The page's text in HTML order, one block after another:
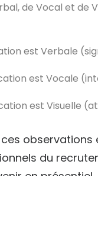
de Vocal et de
est Verbale
est Vocale
est Visuelle
ces
du
en